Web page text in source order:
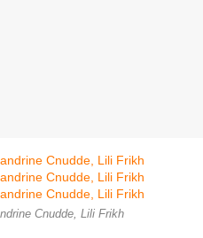
Cnudde, Lili Frikh